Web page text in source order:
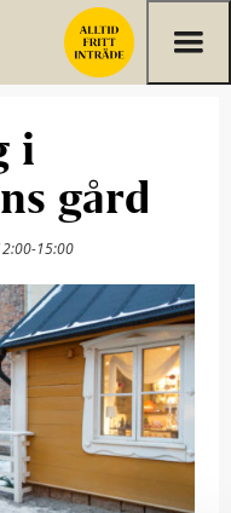
i
gård
-15:00